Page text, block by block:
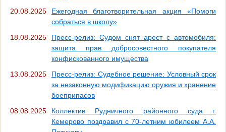
20.08.2025
Ежегодная благотворительная акция «Помоги
собраться в школу»
18.08.2025
Пресс-релиз: Судом снят арест с автомобиля:
защита прав добросовестного покупателя
конфискованного имущества
13.08.2025
Пресс-релиз: Судебное решение: Условный срок
за незаконную модификацию оружия и хранение
боеприпасов
08.08.2025
Коллектив Рудничного районного суда г.
Кемерово поздравил с 70-летним юбилеем А.А.